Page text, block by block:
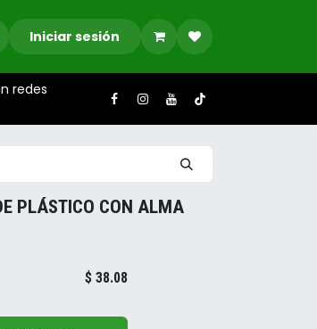
Iniciar sesión
redes
PLÁSTICO CON ALMA
$ 38.08